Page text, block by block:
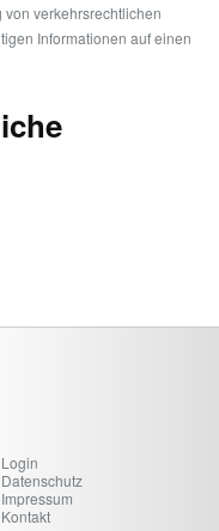
verkehrsrechtlichen
Informationen auf einen
Login
Datenschutz
Impressum
Kontakt